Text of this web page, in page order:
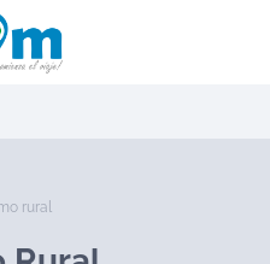
rural